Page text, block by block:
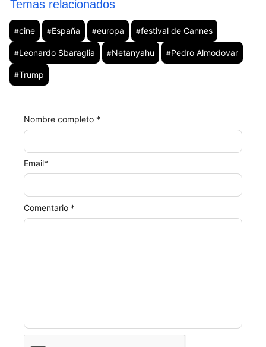
Temas relacionados
#cine #España #europa #festival de Cannes
#Leonardo Sbaraglia #Netanyahu #Pedro Almodovar
#Trump
Comentario *
Nombre completo *
Email*